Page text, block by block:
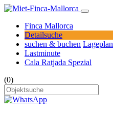
Finca Mallorca
Detailsuche
suchen & buchen Lageplan
Lastminute
Cala Ratjada Spezial
(0)